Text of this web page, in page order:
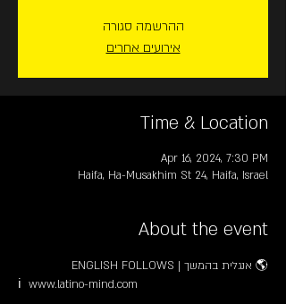
ההרשמה סגורה
אירועים אחרים
Time & Location
Apr 16, 2024, 7:30 PM
Haifa, Ha-Musakhim St 24, Haifa, Israel
About the event
🌎 אנגלית בהמשך | ENGLISH FOLLOWS
ℹ️  www.latino-mind.com